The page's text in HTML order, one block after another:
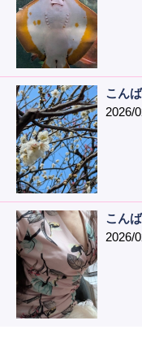
こん
2026/
こん
2026/